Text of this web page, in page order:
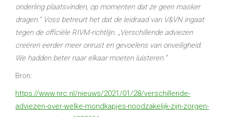
onderling plaatsvinden, op momenten dat ze geen masker
dragen.” Voss betreurt het dat de leidraad van V&VN ingaat
tegen de officiële RIVM-richtlijn. „Verschillende adviezen
creëren eerder meer onrust en gevoelens van onveiligheid.
We hadden beter naar elkaar moeten luisteren.”
Bron:
https://www.nrc.nl/nieuws/2021/01/28/verschillende-
adviezen-over-welke-mondkapjes-noodzakelijk-zijn-zorgen-